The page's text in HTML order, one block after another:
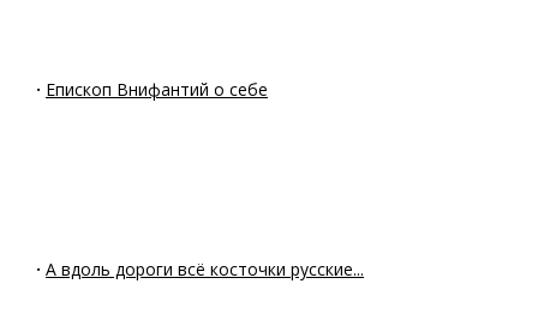
· Епископ Внифантий о себе
· А вдоль дороги всё косточки русские...